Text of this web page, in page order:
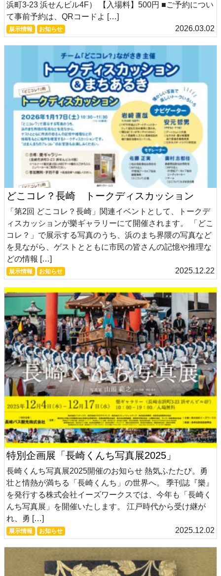
浜町3-23 浜せんビル4F） 【入場料】500円 ■ご予約につい
て事前予約は、QRコードよ […]
展示情報 お知らせ 2026.03.02
どこコレ？長崎 トークディスカッション
「第2回 どこコレ？長崎」関連イベントとして、トークデ
ィスカッションが樂ギャラリーにて開催されます。 「どこ
コレ？」で展示する写真のうち、浜のまち界隈の写真など
を見ながら、ゲストとともに市民の皆さんの記憶や推理な
どの情報 […]
展示情報 お知らせ 2025.12.22
特別企画展「長崎くんち写真展2025」
長崎くんち写真展2025開催のお知らせ 熱気ふたたび。勇
壮と情熱が満ちる「長崎くんち」の世界へ。 季刊誌『樂』
を発行する株式会社イーズワークスでは、今年も「長崎く
んち写真展」を開催いたします。 江戸時代から受け継が
れ、勇 […]
展示情報 お知らせ 2025.12.02